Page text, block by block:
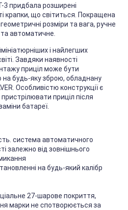
придбала розширені
крапки, що світиться. Покращена
розміри та вага, ручне
автоматичне.
і найлегших
Завдяки наявності
приціл може бути
будь-яку зброю, обладнану
Особливістю конструкції є
пристрілювати приціл після
батареї.
система автоматичного
залежно від зовнішнього
на будь-який калібр
27-шарове покриття,
марки не спотворюється за